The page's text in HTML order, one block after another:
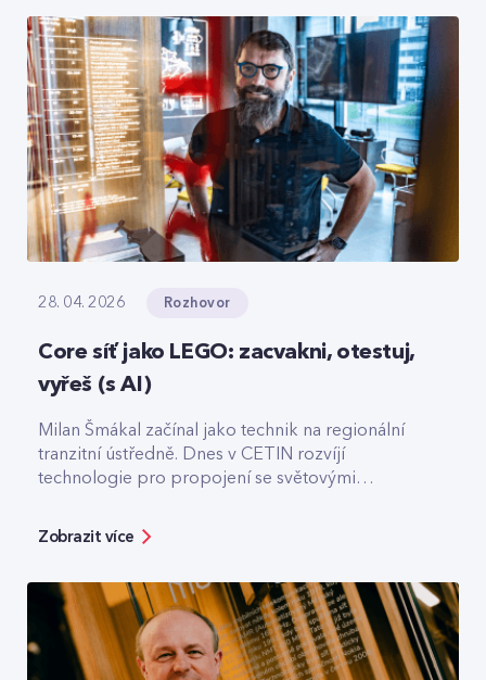
28. 04. 2026 Rozhovor
Core síť jako LEGO: zacvakni, otestuj,
vyřeš (s AI)
Milan Šmákal začínal jako technik na regionální
tranzitní ústředně. Dnes v CETIN rozvíjí
technologie pro propojení se světovými
pro core síť má na starost technologie pro
připomínají LEGO.
Zobrazit více